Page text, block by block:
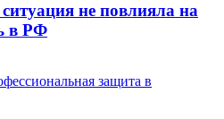
не повлияла на
в РФ